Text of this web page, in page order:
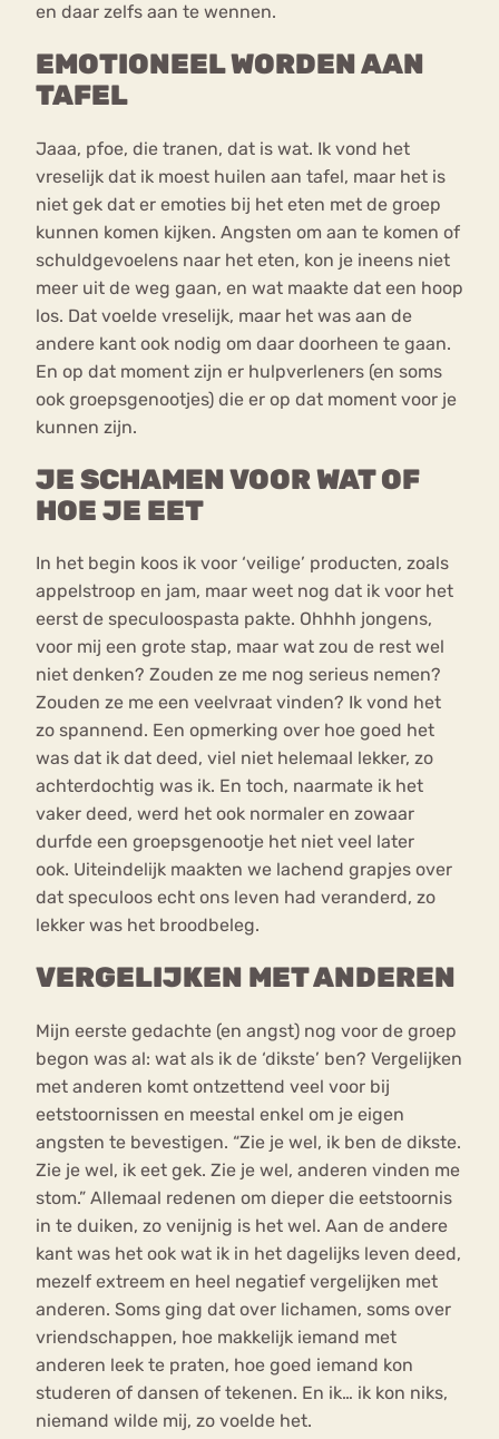
en daar zelfs aan te wennen.
EMOTIONEEL WORDEN AAN
TAFEL
Jaaa, pfoe, die tranen, dat is wat. Ik vond het
vreselijk dat ik moest huilen aan tafel, maar het is
niet gek dat er emoties bij het eten met de groep
kunnen komen kijken. Angsten om aan te komen of
schuldgevoelens naar het eten, kon je ineens niet
meer uit de weg gaan, en wat maakte dat een hoop
los. Dat voelde vreselijk, maar het was aan de
andere kant ook nodig om daar doorheen te gaan.
En op dat moment zijn er hulpverleners (en soms
ook groepsgenootjes) die er op dat moment voor je
kunnen zijn.
JE SCHAMEN VOOR WAT OF
HOE JE EET
In het begin koos ik voor ‘veilige’ producten, zoals
appelstroop en jam, maar weet nog dat ik voor het
eerst de speculoospasta pakte. Ohhhh jongens,
voor mij een grote stap, maar wat zou de rest wel
niet denken? Zouden ze me nog serieus nemen?
Zouden ze me een veelvraat vinden? Ik vond het
zo spannend. Een opmerking over hoe goed het
was dat ik dat deed, viel niet helemaal lekker, zo
achterdochtig was ik. En toch, naarmate ik het
vaker deed, werd het ook normaler en zowaar
durfde een groepsgenootje het niet veel later
ook. Uiteindelijk maakten we lachend grapjes over
dat speculoos echt ons leven had veranderd, zo
lekker was het broodbeleg.
VERGELIJKEN MET ANDEREN
Mijn eerste gedachte (en angst) nog voor de groep
begon was al: wat als ik de ‘dikste’ ben? Vergelijken
met anderen komt ontzettend veel voor bij
eetstoornissen en meestal enkel om je eigen
angsten te bevestigen. “Zie je wel, ik ben de dikste.
Zie je wel, ik eet gek. Zie je wel, anderen vinden me
stom.” Allemaal redenen om dieper die eetstoornis
in te duiken, zo venijnig is het wel. Aan de andere
kant was het ook wat ik in het dagelijks leven deed,
mezelf extreem en heel negatief vergelijken met
anderen. Soms ging dat over lichamen, soms over
vriendschappen, hoe makkelijk iemand met
anderen leek te praten, hoe goed iemand kon
studeren of dansen of tekenen. En ik… ik kon niks,
niemand wilde mij, zo voelde het.